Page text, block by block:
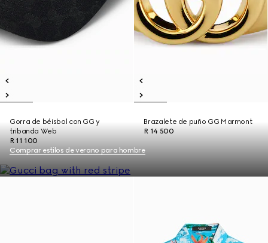
Gorra de béisbol con GG y
tribanda Web
R 11 100
Brazalete de puño GG Marmont
R 14 500
Comprar estilos de verano para hombre